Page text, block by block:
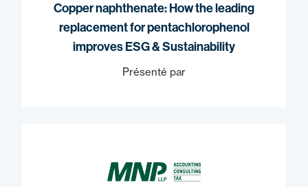
Copper naphthenate: How the leading
replacement for pentachlorophenol
improves ESG & Sustainability
Présenté par